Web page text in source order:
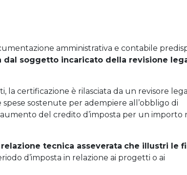
amministrativa e contabile
dal soggetto incaricato della revisione
la certificazione è rilasciata da un revisore
sostenute per adempiere all’obbligo di
del credito d’imposta per un importo
tecnica asseverata che illustri le
d’imposta in relazione ai progetti o ai